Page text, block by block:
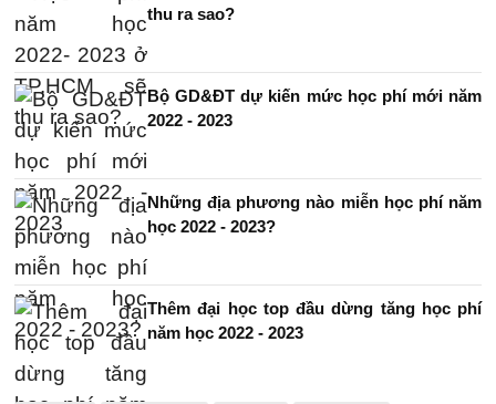
thu ra sao?
Bộ GD&ĐT dự kiến mức học phí mới năm
2022 - 2023
Những địa phương nào miễn học phí năm
học 2022 - 2023?
Thêm đại học top đầu dừng tăng học phí
năm học 2022 - 2023